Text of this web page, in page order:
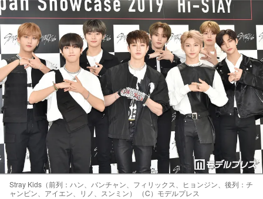
Stray Kids（前列：ハン、バンチャン、フィリックス、ヒョンジン、後列：チ
ャンビン、アイエン、リノ、スンミン） （C）モデルプレス